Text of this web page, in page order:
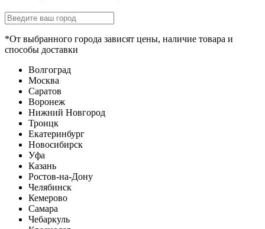
*От выбранного города зависят цены, наличие товара и
способы доставки
Волгоград
Москва
Саратов
Воронеж
Нижний Новгород
Троицк
Екатеринбург
Новосибирск
Уфа
Казань
Ростов-на-Дону
Челябинск
Кемерово
Самара
Чебаркуль